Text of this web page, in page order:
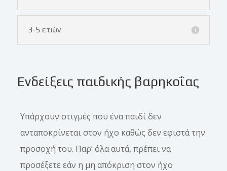
3-5 ετών
Ενδείξεις παιδικής βαρηκοΐας
Υπάρχουν στιγμές που ένα παιδί δεν
ανταποκρίνεται στον ήχο καθώς δεν εφιστά την
προσοχή του. Παρ’ όλα αυτά, πρέπει να
προσέξετε εάν η μη απόκριση στον ήχο